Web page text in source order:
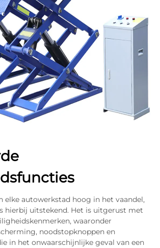
elke autowerkstad hoog in het vaandel,
hierbij uitstekend. Het is uitgerust met
waaronder
noodstopknoppen en
in het onwaarschijnlijke geval van een